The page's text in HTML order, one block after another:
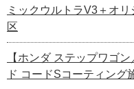
ミックウルトラV3＋オ
区
【ホンダ ステップワゴ
ド コードSコーティング